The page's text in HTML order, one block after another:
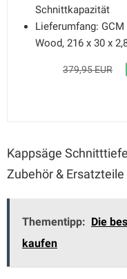
Schnittkapazität
Lieferumfang:
Wood, 216 x 30 x
379,95 EUR
Kappsäge
Zubehör & Ersatzteile
Thementipp: Die
kaufen